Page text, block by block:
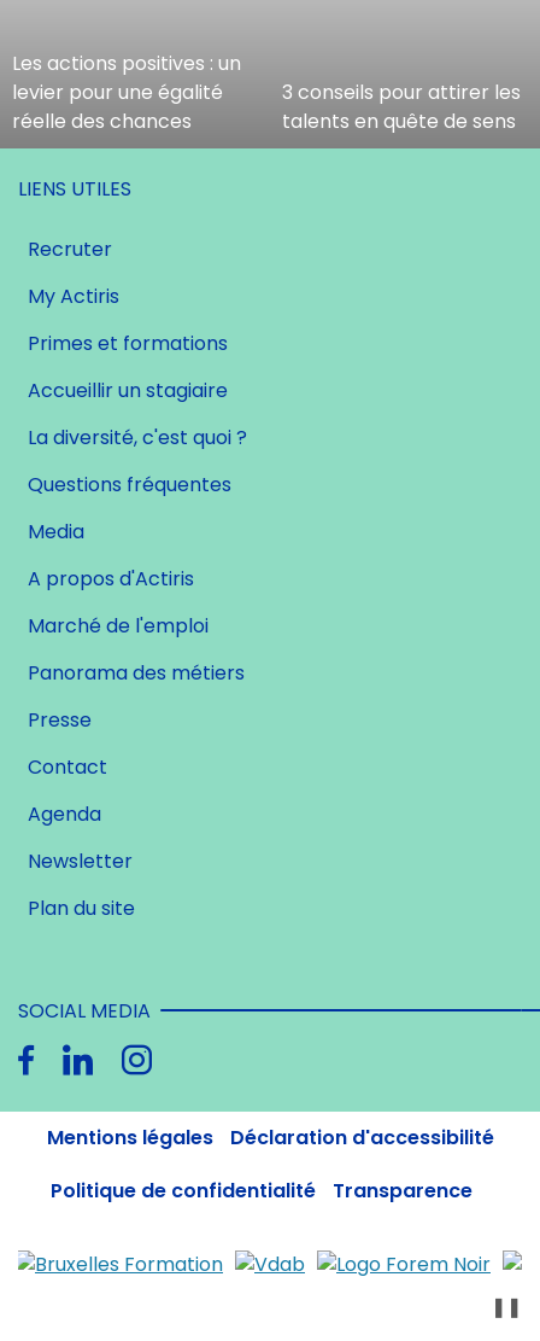
Les actions positives : un
levier pour une égalité
réelle des chances
3 conseils pour attirer les
talents en quête de sens
LIENS UTILES
Recruter
My Actiris
Primes et formations
Accueillir un stagiaire
La diversité, c'est quoi ?
Questions fréquentes
Media
A propos d'Actiris
Marché de l'emploi
Panorama des métiers
Presse
Contact
Agenda
Newsletter
Plan du site
SOCIAL MEDIA
Mentions légales
Déclaration d'accessibilité
Politique de confidentialité
Transparence
❚❚